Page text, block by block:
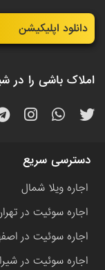
دانلود اپلیکیشن
املاک باشی را در
دسترسی سریع
اجاره ویلا شمال
اجاره سوئیت در
اجاره سوئیت در
اجاره سوئیت در